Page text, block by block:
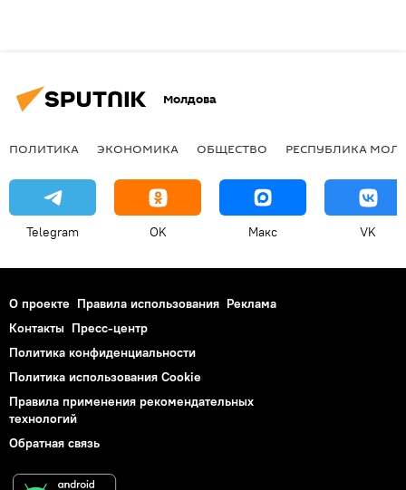
Молдова
ПОЛИТИКА ЭКОНОМИКА ОБЩЕСТВО РЕСПУБЛИКА
Telegram OK Макс VK
О проекте Правила использования Реклама
Контакты Пресс-центр
Политика конфиденциальности
Политика использования Cookie
Правила применения рекомендательных
технологий
Обратная связь